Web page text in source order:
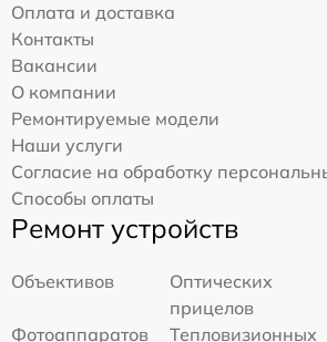
Оплата и доставка
Контакты
Вакансии
О компании
Ремонтируемые модели
Наши услуги
Согласие на обработку
Способы оплаты
Ремонт устройств
Объективов
Оптических
прицелов
Фотоаппаратов
Тепловизионных